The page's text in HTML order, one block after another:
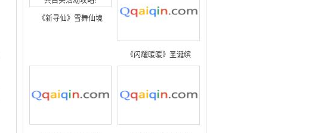
《新寻仙》雪舞仙境
《闪耀暖暖》圣诞缤